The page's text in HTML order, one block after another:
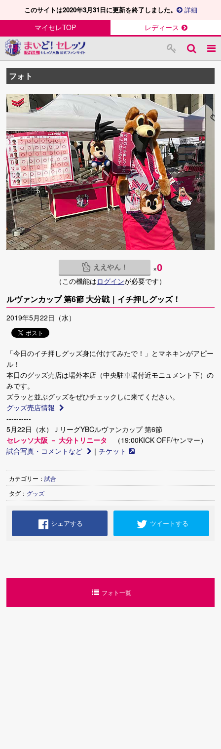
このサイトは2020年3月31日に更新を終了しました。 詳細
マイセレTOP レディース
フォト
ええやん！ ×0
（この機能はログインが必要です）
ルヴァンカップ 第6節 大分戦｜イチ押しグッズ！
2019年5月22日（水）
「今日のイチ押しグッズ身に付けてみたで！」とマネキンがアピー
ル！
本日のグッズ売店は場外本店（中央駐車場付近モニュメント下）の
みです。
ズラッと並ぶグッズをぜひチェックしに来てください。
グッズ売店情報
----------
5月22日（水）ＪリーグYBCルヴァンカップ 第6節
セレッソ大阪 － 大分トリニータ
（19:00KICK OFF/ヤンマー）
試合写真・コメントなど
｜チケット
カテゴリー：試合
タグ： グッズ
シェアする ツイートする
フォト一覧